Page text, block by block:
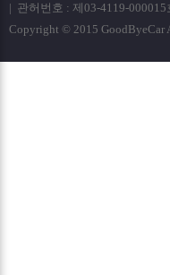
| 관허번호 : 제03-4119-000015
Copyright © 2015 GoodByeCar